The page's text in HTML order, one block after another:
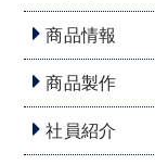
商品情報
商品製作
社員紹介